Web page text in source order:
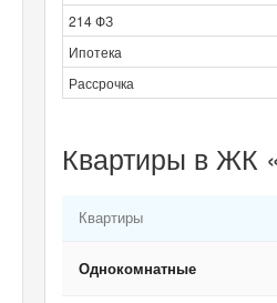
214 ФЗ
Ипотека
Рассрочка
Квартиры в ЖК
Квартиры
Однокомнатные